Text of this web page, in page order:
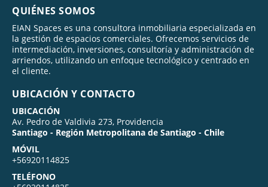
QUIÉNES SOMOS
EIAN Spaces es una consultora inmobiliaria especializada en
la gestión de espacios comerciales. Ofrecemos servicios de
intermediación, inversiones, consultoría y administración de
arriendos, utilizando un enfoque tecnológico y centrado en
el cliente.
UBICACIÓN Y CONTACTO
UBICACIÓN
Av. Pedro de Valdivia 273, Providencia
Santiago - Región Metropolitana de Santiago - Chile
MÓVIL
+56920114825
TELÉFONO